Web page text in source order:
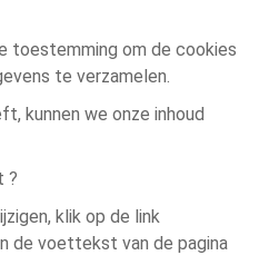
toestemming om de cookies
te verzamelen.
kunnen we onze inhoud
?
klik op de link
de voettekst van de pagina
één
bepalingen